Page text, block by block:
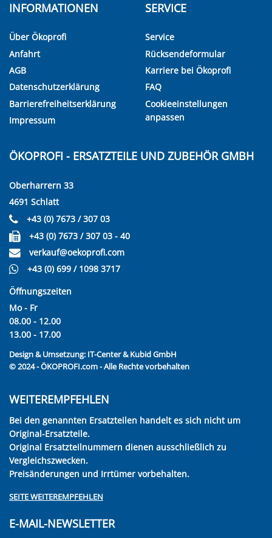
INFORMATIONEN
Über Ökoprofi
Anfahrt
AGB
Datenschutzerklärung
Barrierefreiheitserklärung
Impressum
SERVICE
Service
Rücksendeformular
Karriere bei Ökoprofi
FAQ
Cookieeinstellungen
anpassen
ÖKOPROFI - ERSATZTEILE UND ZUBEHÖR GMBH
Oberharrern 33
4691 Schlatt
+43 (0) 7673 / 307 03
+43 (0) 7673 / 307 03 - 40
verkauf@oekoprofi.com
+43 (0) 699 / 1098 3717
Öffnungszeiten
Mo - Fr
08.00 - 12.00
13.00 - 17.00
Design & Umsetzung: IT-Center & Kubid GmbH
© 2024 - ÖKOPROFI.com - Alle Rechte vorbehalten
WEITEREMPFEHLEN
Bei den genannten Ersatzteilen handelt es sich nicht um
Original-Ersatzteile.
Original Ersatzteilnummern dienen ausschließlich zu
Vergleichszwecken.
Preisänderungen und Irrtümer vorbehalten.
SEITE WEITEREMPFEHLEN
E-MAIL-NEWSLETTER